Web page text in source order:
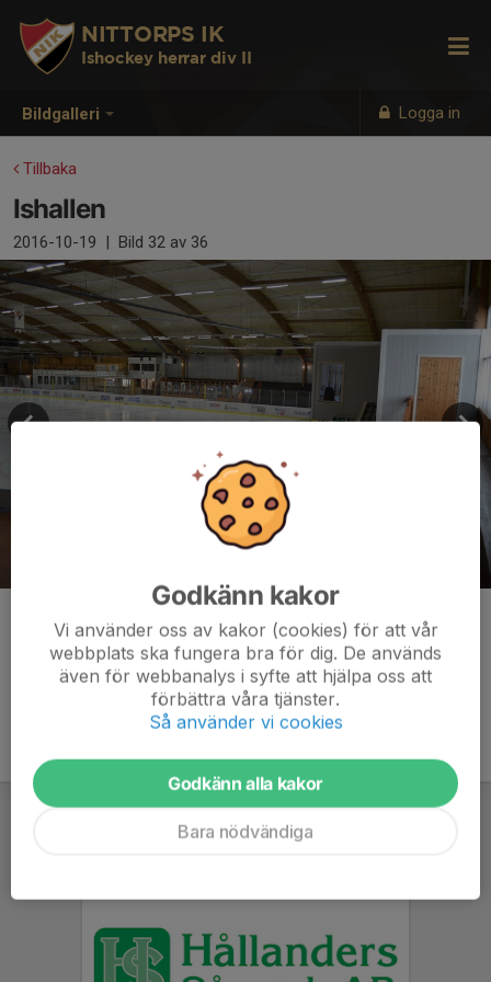
Bildgalleri Logga in
NITTORPS IK
Ishockey herrar div II
Tillbaka
Ishallen
2016-10-19 | Bild 32 av 36
Kommentarer
Godkänn kakor
Vi använder oss av kakor (cookies) för att vår
webbplats ska fungera bra för dig. De används
även för webbanalys i syfte att hjälpa oss att
förbättra våra tjänster.
Så använder vi cookies
Godkänn alla kakor
Bara nödvändiga